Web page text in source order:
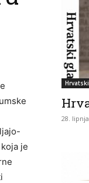
je
28.